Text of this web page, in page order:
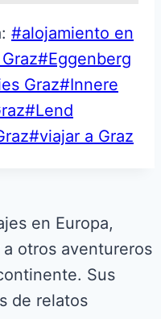
#alojamiento en
#Eggenberg
Graz#Innere
#Lend
#viajar a Graz
en Europa,
otros aventureros
Sus
de relatos